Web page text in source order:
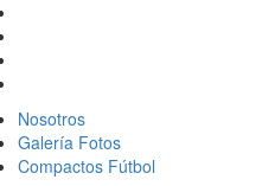
Nosotros
Galería Fotos
Compactos Fútbol